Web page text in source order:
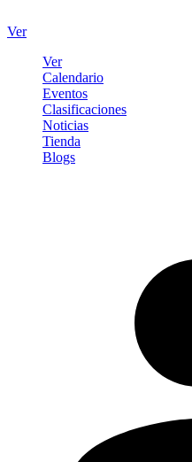
Ver
Ver
Calendario
Eventos
Clasificaciones
Noticias
Tienda
Blogs